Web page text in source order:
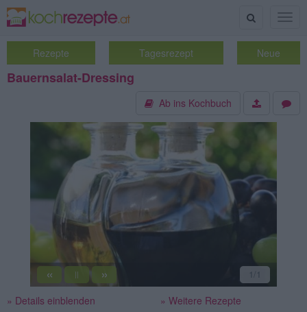
Suche
Rezepte Tagesrezept Neue
Bauernsalat-Dressing
Ab ins Kochbuch
« || » 1 /1
» Details einblenden » Weitere Rezepte